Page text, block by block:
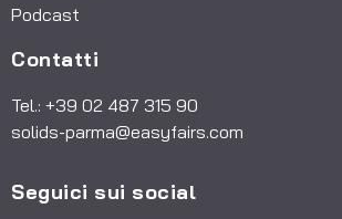
Podcast
Contatti
Tel.: +39 02 487 315 90
solids-parma@easyfairs.com
Seguici sui social